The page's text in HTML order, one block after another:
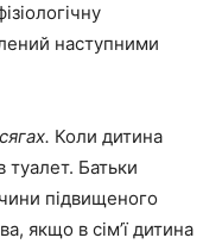
наступними
Коли дитина
туалет. Батьки
підвищеного
якщо в сім’ї дитина